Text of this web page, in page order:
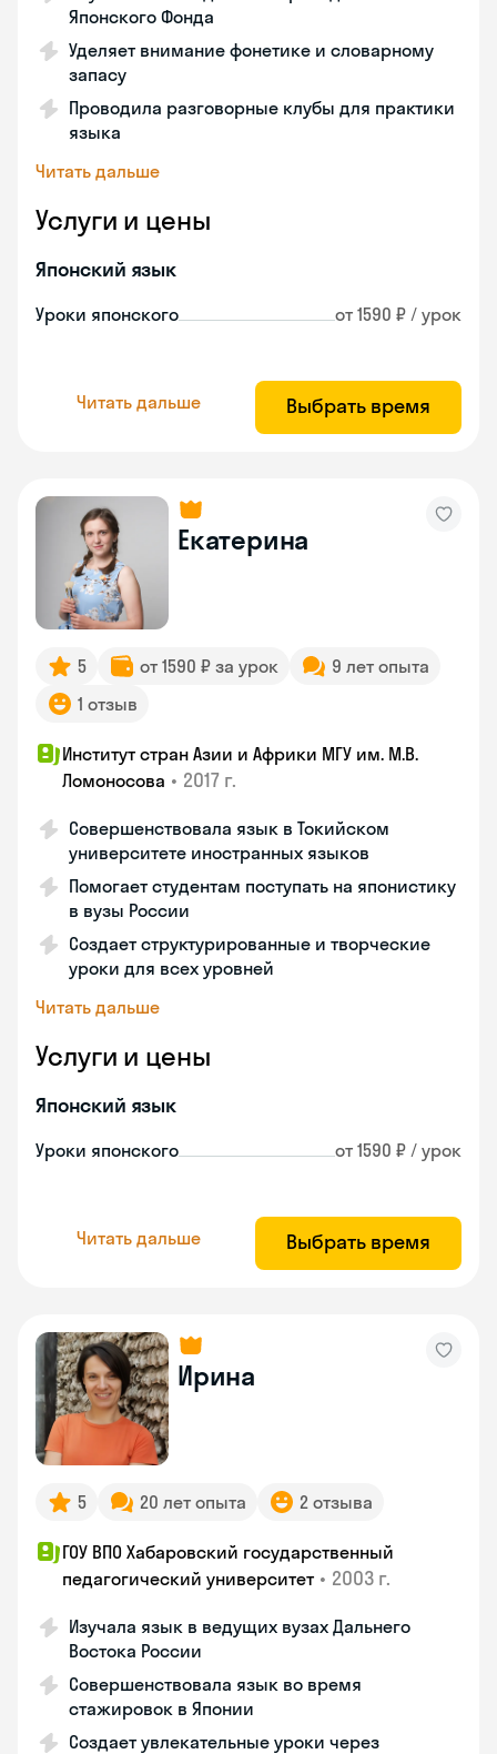
Японского Фонда
Уделяет внимание фонетике и словарному
запасу
Проводила разговорные клубы для практики
языка
Читать дальше
Услуги и цены
Японский язык
Уроки японского от 1590 ₽ / урок
Читать дальше Выбрать время
Екатерина
5 от 1590 ₽ за урок
9 лет опыта
1 отзыв
Институт стран Азии и Африки МГУ им. М.В.
Ломоносова • 2017 г.
Совершенствовала язык в Токийском
университете иностранных языков
Помогает студентам поступать на японистику
в вузы России
Создает структурированные и творческие
уроки для всех уровней
Читать дальше
Услуги и цены
Японский язык
Уроки японского от 1590 ₽ / урок
Читать дальше Выбрать время
Ирина
5 20 лет опыта 2 отзыва
ГОУ ВПО Хабаровский государственный
педагогический университет • 2003 г.
Изучала язык в ведущих вузах Дальнего
Востока России
Совершенствовала язык во время
стажировок в Японии
Создает увлекательные уроки через